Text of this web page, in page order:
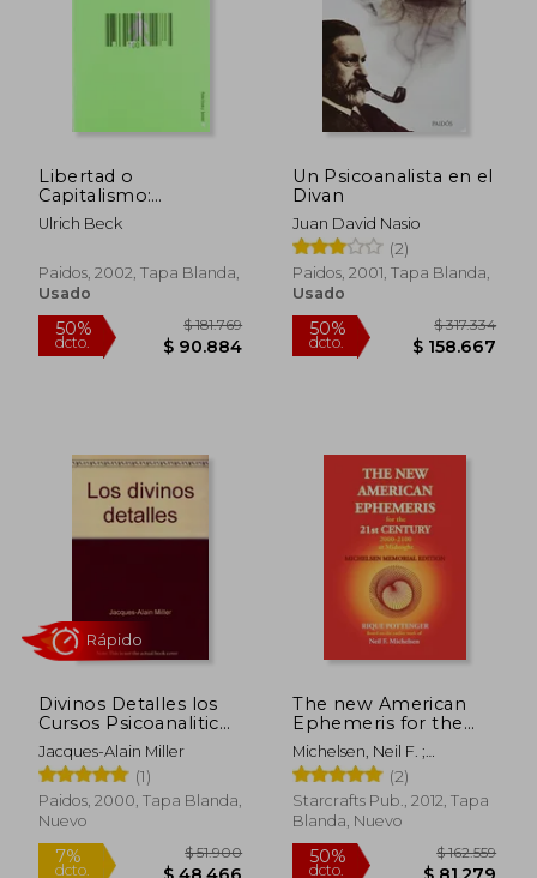
Libertad o
Capitalismo:
Conversaciones con
Johannes Willms
Ulrich Beck
Paidos, 2002, Tapa Blanda,
Usado
50% $ 181.769
Un Psicoanalista en el
Divan
Juan David Nasio
(2)
Paidos, 2001, Tapa Blanda,
Usado
50%
dcto.
Divinos Detalles los
Cursos Psicoanaliticos
de Jacques Alain
Miller
Jacques-Alain Miller
(1)
Paidos, 2000, Tapa Blanda,
Nuevo
The new American
Ephemeris for the
21St Century 2000-
2100 at Midnight,
Michelsen Memorial
Edition (en Inglés)
Michelsen, Neil F. ;
Pottenger, Rique
(2)
Starcrafts Pub., 2012, Tapa
Blanda, Nuevo